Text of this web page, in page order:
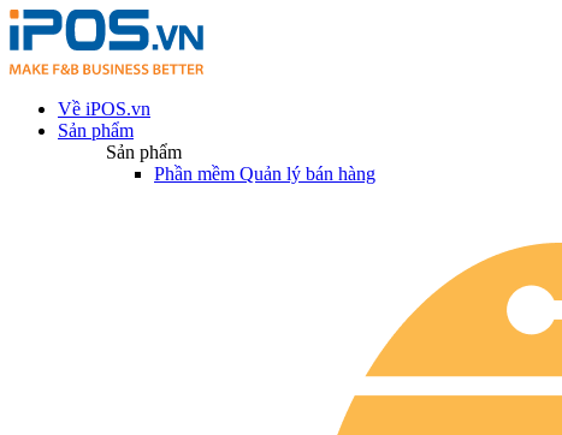
Về iPOS.vn
Sản phẩm
Sản phẩm
Phần mềm Quản lý bán hàng